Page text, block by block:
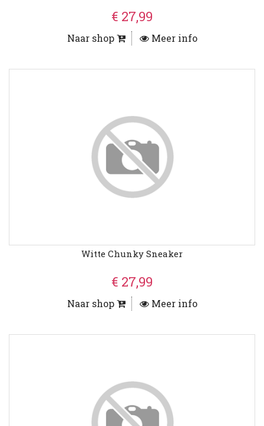
€ 27,99
Naar shop Meer info
Witte Chunky Sneaker
€ 27,99
Naar shop Meer info